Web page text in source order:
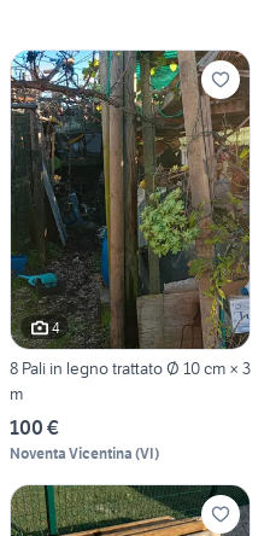
4
8 Pali in legno trattato Ø 10 cm × 3
m
100 €
Noventa Vicentina (VI)